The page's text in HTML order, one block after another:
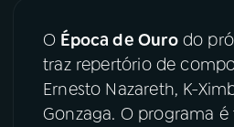
04 PROGRAMAS
PODCASTS
O Época de Ourodo
traz repertório de
Ernesto Nazareth, K-
Gonzaga. O programa